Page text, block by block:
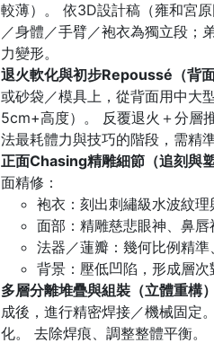
較薄）。 依3D設計稿（雍和宮
／身體／手臂／袍衣為獨立段；
力變形。
退火軟化與初步Repoussé（背面
或砂袋／模具上，從背面用中大
5cm+高度）。 反覆退火＋分層
法最耗體力與技巧的階段，需精
正面Chasing精雕細節（追刻與塑
面精修：
袍衣：刻出刺繡級水波紋理
面部：精雕慈悲眼神、鼻唇
法器／蓮瓣：幾何比例精準
背景：壓低凹陷，形成層次
多層分離堆疊與組裝（立體重構）
成後，進行精密焊接／機械固定
化。 去除焊痕、調整整體平衡。